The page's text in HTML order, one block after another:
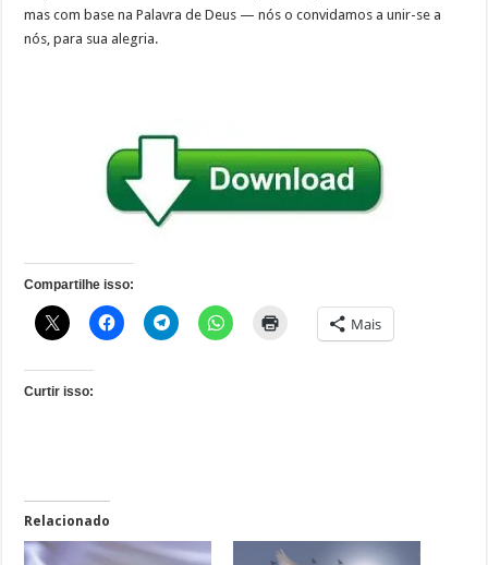
mas com base na Palavra de Deus — nós o convidamos a unir-se a
nós, para sua alegria.
Compartilhe isso:
Mais
Curtir isso:
Relacionado